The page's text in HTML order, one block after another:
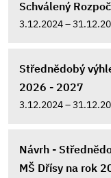
Schválený
3.12.2024 –
Střednědobý
2026 - 2027
3.12.2024 –
Návrh -
MŠ Dřísy na rok